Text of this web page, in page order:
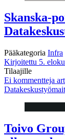
Skanska-
Pääkategoria Infra
Kirjoitettu 5.
Tilaajille
Ei kommentteja
Toivo